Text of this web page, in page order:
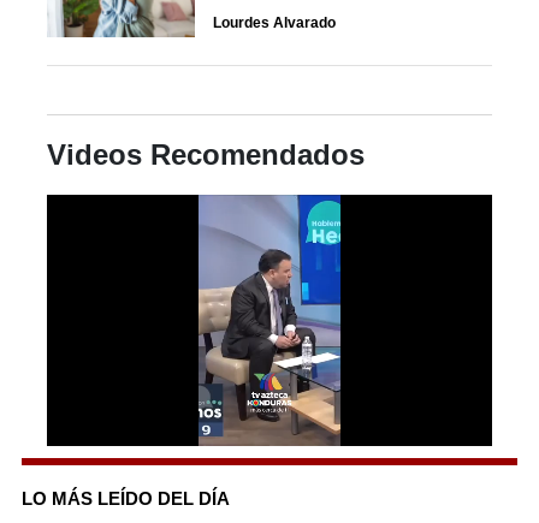
Lourdes Alvarado
Videos Recomendados
0
of
24
LO MÁS LEÍDO DEL DÍA